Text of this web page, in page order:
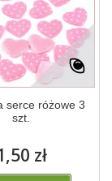
serce różowe 3
szt.
zł